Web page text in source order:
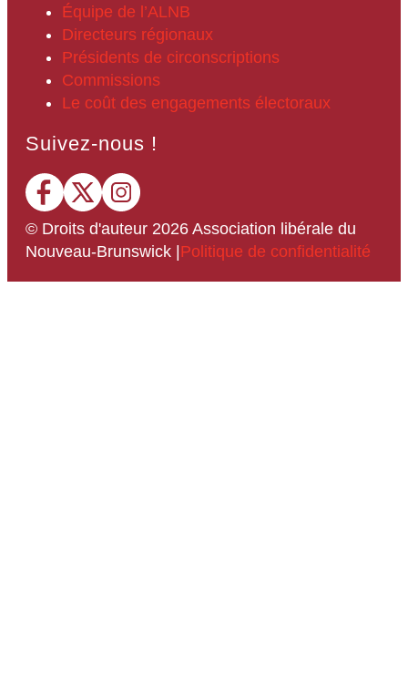
Équipe de l’ALNB
Directeurs régionaux
Présidents de circonscriptions
Commissions
Le coût des engagements électoraux
Suivez-nous !
© Droits d'auteur 2026 Association libérale du
Nouveau-Brunswick Politique de confidentialité